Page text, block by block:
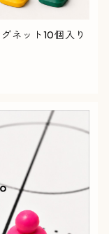
ネット10個入り